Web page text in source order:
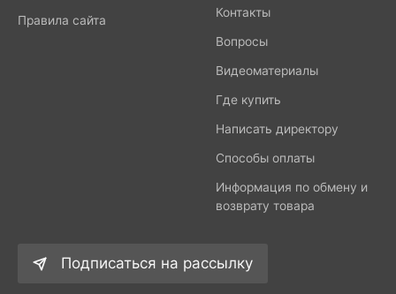
Правила сайта
Контакты
Вопросы
Видеоматериалы
Где купить
Написать директору
Способы оплаты
Информация по обмену и
возврату товара
Подписаться на рассылку